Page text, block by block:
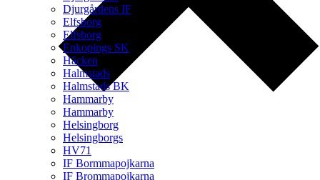
Djurgårdens IF
Elfsborg
Elfsborg
Enkopings SK
Häcken
Halmstads
Halmstads BK
Hammarby
Hammarby
Helsingborg
Helsingborgs
HV71
IF Bormmapojkarna
IF Brommapojkarna